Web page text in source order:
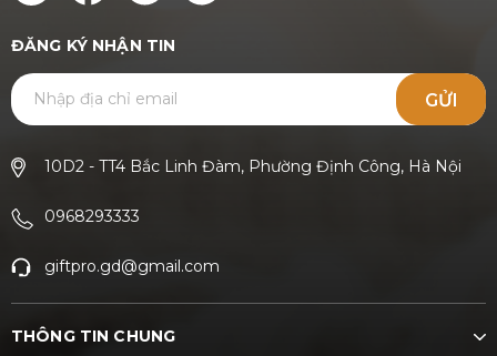
ĐĂNG KÝ NHẬN TIN
GỬI
10D2 - TT4 Bắc Linh Đàm, Phường Định Công, Hà Nội
0968293333
giftpro.gd@gmail.com
THÔNG TIN CHUNG